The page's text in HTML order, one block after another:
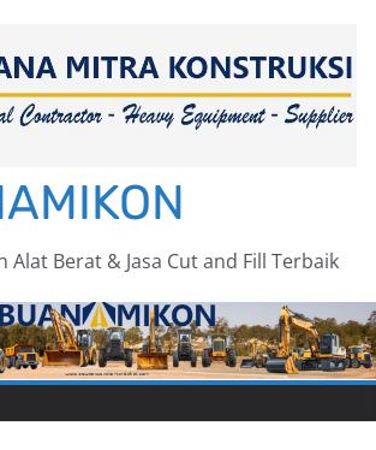
Alat Berat & Jasa Cut and Fill Terbaik